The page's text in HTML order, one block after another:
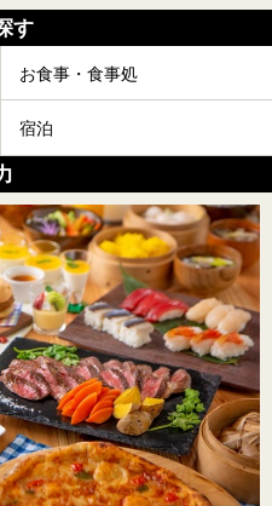
す
お食事・食事処
宿泊